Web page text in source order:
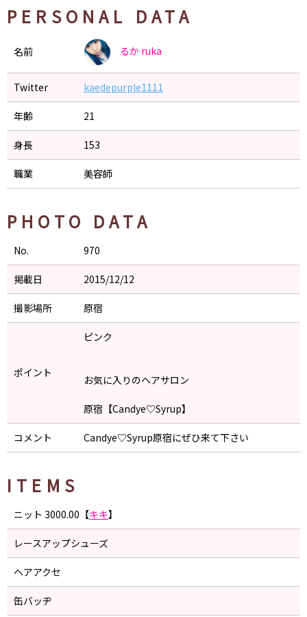
PERSONAL DATA
名前 るか ruka
Twitter kaedepurple1111
年齢 21
身長 153
職業 美容師
PHOTO DATA
No. 970
掲載日 2015/12/12
撮影場所 原宿
ポイント
ピンク
お気に入りのヘアサロン
原宿【Candye♡Syrup】
コメント Candye♡Syrup原宿にぜひ来て下さい
ITEMS
ニット 3000.00【キキ】
レースアップシューズ
ヘアアクセ
缶バッヂ